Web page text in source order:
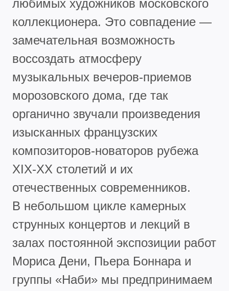
любимых художников московского
коллекционера. Это совпадение —
замечательная возможность
воссоздать атмосферу
музыкальных вечеров-приемов
морозовского дома, где так
органично звучали произведения
изысканных французских
композиторов-новаторов рубежа
XIX-XX столетий и их
отечественных современников.
В небольшом цикле камерных
струнных концертов и лекций в
залах постоянной экспозиции работ
Мориса Дени, Пьера Боннара и
группы «Наби» мы предпринимаем